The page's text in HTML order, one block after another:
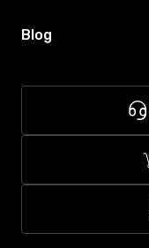
Blog